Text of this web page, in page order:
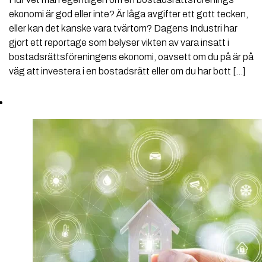
ekonomi är god eller inte? Är låga avgifter ett gott tecken,
eller kan det kanske vara tvärtom? Dagens Industri har
gjort ett reportage som belyser vikten av vara insatt i
bostadsrättsföreningens ekonomi, oavsett om du på är på
väg att investera i en bostadsrätt eller om du har bott […]